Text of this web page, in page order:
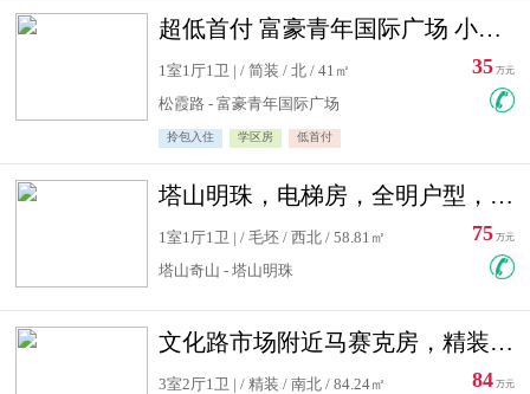
超低首付 富豪青年国际广场 小高层住宅急售
1室1厅1卫 | / 简装 / 北 / 41㎡
松霞路 - 富豪青年国际广场
拎包入住 学区房 低首付
35 万元
塔山明珠，电梯房，全明户型，视野好，毛坯房，看房有钥匙
1室1厅1卫 | / 毛坯 / 西北 / 58.81㎡
塔山奇山 - 塔山明珠
75 万元
文化路市场附近马赛克房，精装修三居室，南北通透，实用面积大
3室2厅1卫 | / 精装 / 南北 / 84.24㎡
84 万元